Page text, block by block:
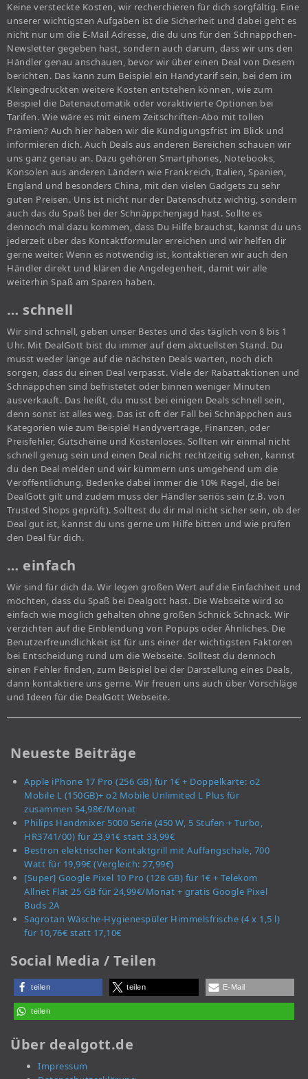
Keine versteckte Kosten, wir recherchieren für dich sorgfältig. Eine
unserer wichtigsten Aufgaben ist die Sicherheit und dabei geht es
nicht nur um die E-Mail Adresse, die du uns für den Schnäppchen-
Newsletter gegeben hast, sondern auch darum, dass wir uns den
Händler genau anschauen, bevor wir über einen Deal von Diesem
berichten. Das kann zum Beispiel ein Handytarif sein, bei dem im
Kleingedruckten weitere Kosten entstehen können, wie zum
Beispiel die Datenautomatik oder voraktivierte Optionen bei
Tarifen. Wie wäre es mit einem Zeitschriften-Abo mit tollen
Prämien? Auch hier haben wir die Kündigungsfrist im Blick und
informieren dich. Auch Deals aus anderen Bereichen schauen wir
uns ganz genau an. Dazu gehören Smartphones, Notebooks,
Konsolen aus anderen Ländern wie Frankreich, Italien, Spanien,
England und besonders China, mit den vielen Gadgets zu sehr
guten Preisen. Uns ist nicht nur der Datenschutz wichtig, sondern
auch das du Spaß bei der Schnäppchenjagd hast. Sollte es
dennoch mal dazu kommen, dass Du Hilfe brauchst, kannst du uns
jederzeit über das Kontaktformular erreichen und wir helfen dir
gerne weiter. Wenn es notwendig ist, kontaktieren wir auch den
Händler direkt und klären die Angelegenheit, damit wir alle
weiterhin Spaß am Sparen haben.
… schnell
Wir sind schnell, geben unser Bestes und das täglich von 8 bis 1
Uhr. Mit DealGott bist du immer auf dem aktuellsten Stand. Du
musst weder lange auf die nächsten Deals warten, noch dich
sorgen, dass du einen Deal verpasst. Viele der Rabattaktionen und
Schnäppchen sind befristetet oder binnen weniger Minuten
ausverkauft. Das heißt, du musst bei einigen Deals schnell sein,
denn sonst ist alles weg. Das ist oft der Fall bei Schnäppchen aus
Kategorien wie zum Beispiel Handyverträge, Finanzen, oder
Preisfehler, Gutscheine und Kostenloses. Sollten wir einmal nicht
schnell genug sein und einen Deal nicht rechtzeitig sehen, kannst
du den Deal melden und wir kümmern uns umgehend um die
Veröffentlichung. Bedenke dabei immer die 10% Regel, die bei
DealGott gilt und zudem muss der Händler seriös sein (z.B. von
Trusted Shops geprüft). Solltest du dir mal nicht sicher sein, ob der
Deal gut ist, kannst du uns gerne um Hilfe bitten und wie prüfen
den Deal für dich.
… einfach
Wir sind für dich da. Wir legen großen Wert auf die Einfachheit und
möchten, dass du Spaß bei Dealgott hast. Die Webseite wird so
einfach wie möglich gehalten ohne großen Schnick Schnack. Wir
verzichten auf die Einblendung von Popups oder Ähnliches. Die
Benutzerfreundlichkeit ist für uns einer der wichtigsten Faktoren
bei Entscheidung rund um die Webseite. Solltest du dennoch
einen Fehler finden, zum Beispiel bei der Darstellung eines Deals,
dann kontaktiere uns gerne. Wir freuen uns auch über Vorschläge
und Ideen für die DealGott Webseite.
Neueste Beiträge
Apple iPhone 17 Pro (256 GB) für 1€ + Doppelkarte: o2
Mobile L (150GB)+ o2 Mobile Unlimited L Plus für
zusammen 54,98€/Monat
Philips Handmixer 5000 Serie (450 W, 5 Stufen + Turbo,
HR3741/00) für 23,91€ statt 33,99€
Bestron elektrischer Kontaktgrill mit Auffangschale, 700
Watt für 19,99€ (Vergleich: 27,99€)
[Super] Google Pixel 10 Pro (128 GB) für 1€ + Telekom
Allnet Flat 25 GB für 24,99€/Monat + gratis Google Pixel
Buds 2A
Sagrotan Wäsche-Hygienespüler Himmelsfrische (4 x 1,5 l)
für 10,76€ statt 17,10€
Social Media / Teilen
teilen teilen E-Mail
teilen
Über dealgott.de
Impressum